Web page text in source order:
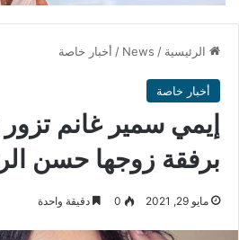
الرئيسية /
News
/ أخبار خاصة
أخبار خاصة
إيمي سمير غانم تزور
برفقة زوجها حسن
مايو 29, 2021 0 دقيقة واحدة